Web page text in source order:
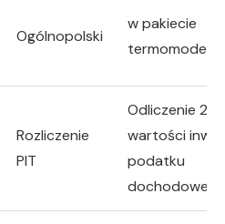
Ogólnopolski
w pakiecie
Rozliczenie
PIT
Odliczenie
wartości
podatku
dochodowego